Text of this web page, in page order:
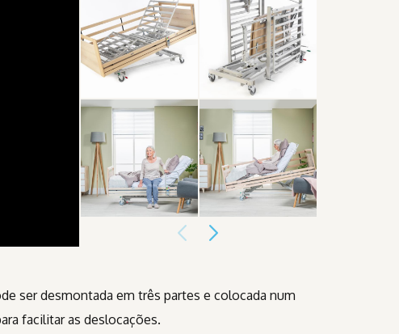
ser desmontada em três partes e colocada num
facilitar as deslocações.